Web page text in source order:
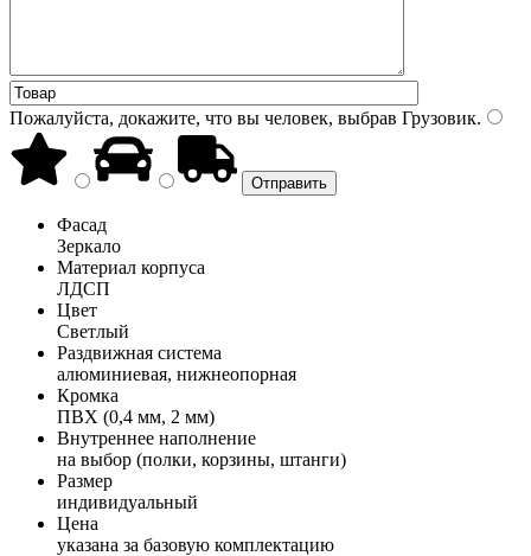
Пожалуйста, докажите, что вы человек, выбрав Грузовик.
Фасад
Зеркало
Материал корпуса
ЛДСП
Цвет
Светлый
Раздвижная система
алюминиевая, нижнеопорная
Кромка
ПВХ (0,4 мм, 2 мм)
Внутреннее наполнение
на выбор (полки, корзины, штанги)
Размер
индивидуальный
Цена
указана за базовую комплектацию